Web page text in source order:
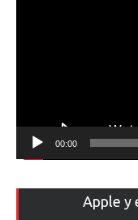
00:00
Apple y